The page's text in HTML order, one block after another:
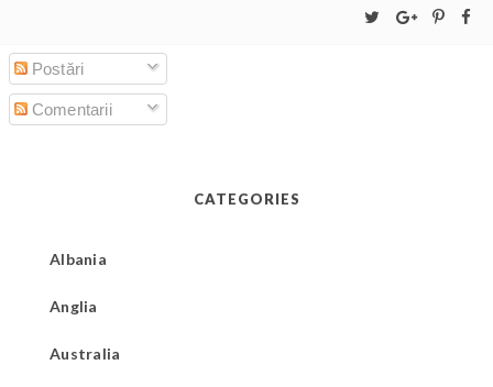
Postări
Comentarii
CATEGORIES
Albania
Anglia
Australia